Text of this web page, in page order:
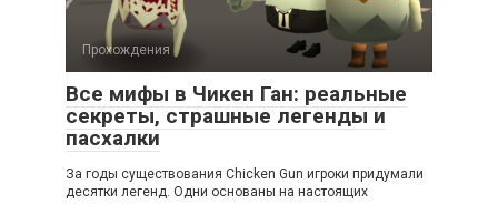
Прохождения
Все мифы в Чикен Ган: реальные
секреты, страшные легенды и
пасхалки
За годы существования Chicken Gun игроки придумали
десятки легенд. Одни основаны на настоящих